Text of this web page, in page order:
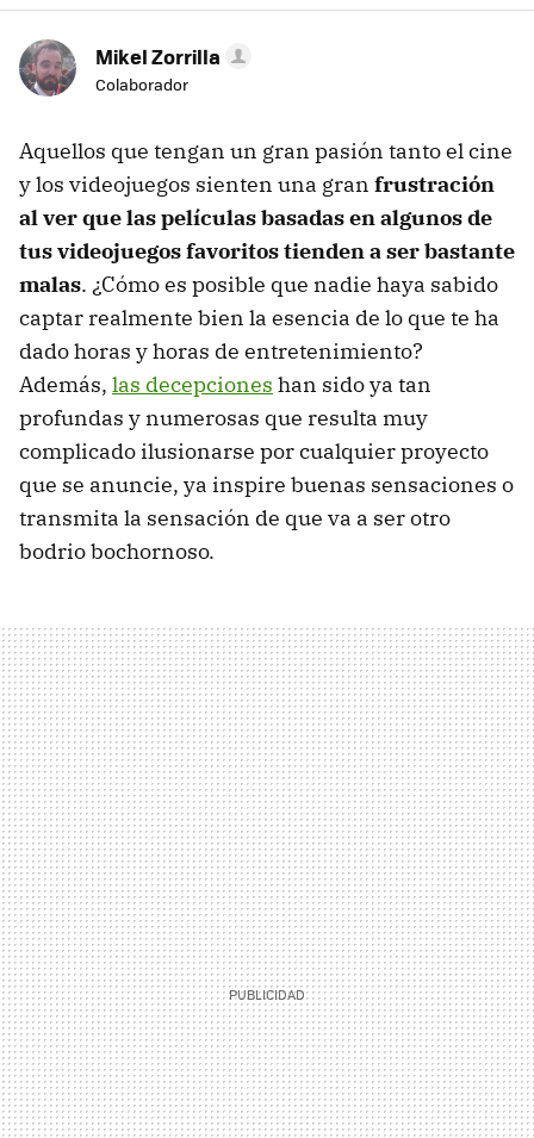
Mikel Zorrilla
Colaborador
Aquellos que tengan un gran pasión tanto el cine
y los videojuegos sienten una gran frustración
al ver que las películas basadas en algunos de
tus videojuegos favoritos tienden a ser bastante
malas. ¿Cómo es posible que nadie haya sabido
captar realmente bien la esencia de lo que te ha
dado horas y horas de entretenimiento?
Además, las decepciones han sido ya tan
profundas y numerosas que resulta muy
complicado ilusionarse por cualquier proyecto
que se anuncie, ya inspire buenas sensaciones o
transmita la sensación de que va a ser otro
bodrio bochornoso.